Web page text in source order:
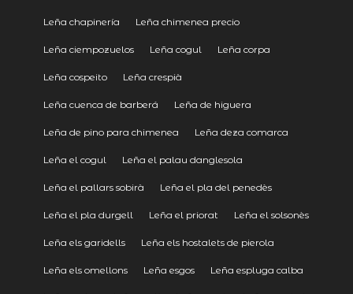
Leña chapinería Leña chimenea precio
Leña ciempozuelos Leña cogul Leña corpa
Leña cospeito Leña crespià
Leña cuenca de barberá Leña de higuera
Leña de pino para chimenea Leña deza comarca
Leña el cogul Leña el palau danglesola
Leña el pallars sobirà Leña el pla del penedès
Leña el pla durgell Leña el priorat Leña el solsonès
Leña els garidells Leña els hostalets de pierola
Leña els omellons Leña esgos Leña espluga calba